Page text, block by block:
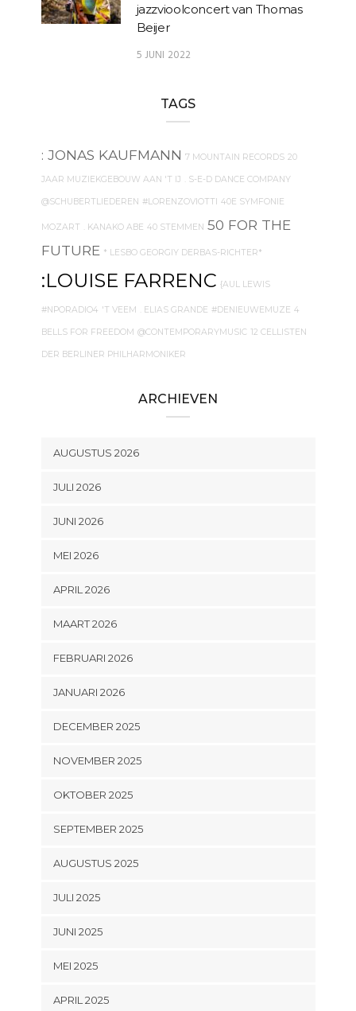
jazzvioolconcert van Thomas
Beijer
5 JUNI 2022
TAGS
: JONAS KAUFMANN 7 MOUNTAIN RECORDS 20
JAAR MUZIEKGEBOUW AAN 'T IJ . S-E-D DANCE COMPANY
@SCHUBERTLIEDEREN #LORENZOVIOTTI 40E SYMFONIE
MOZART . KANAKO ABE 40 STEMMEN 50 FOR THE
FUTURE * LESBO GEORGIY DERBAS-RICHTER*
:LOUISE FARRENC {AUL LEWIS
#NPORADIO4 'T VEEM . ELIAS GRANDE #DENIEUWEMUZE 4
BELLS FOR FREEDOM @CONTEMPORARYMUSIC 12 CELLISTEN
DER BERLINER PHILHARMONIKER
ARCHIEVEN
AUGUSTUS 2026
JULI 2026
JUNI 2026
MEI 2026
APRIL 2026
MAART 2026
FEBRUARI 2026
JANUARI 2026
DECEMBER 2025
NOVEMBER 2025
OKTOBER 2025
SEPTEMBER 2025
AUGUSTUS 2025
JULI 2025
JUNI 2025
MEI 2025
APRIL 2025